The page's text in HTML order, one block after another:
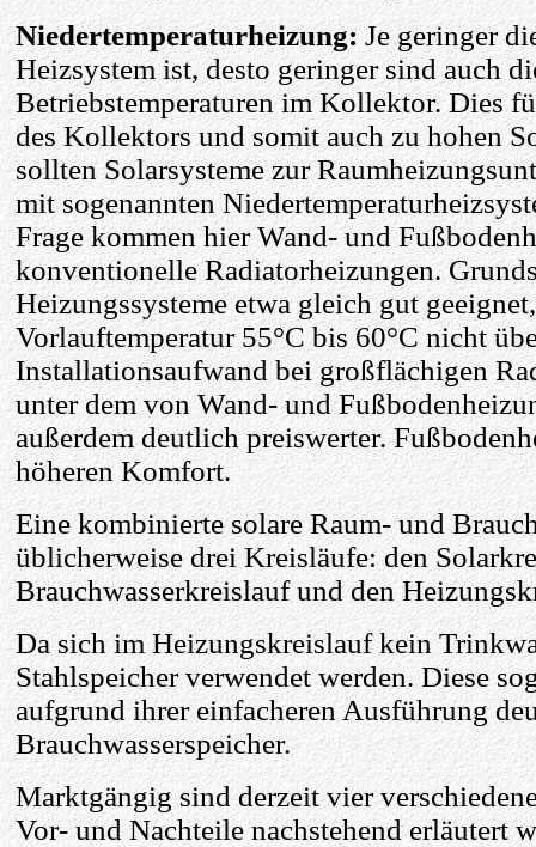
Niedertemperaturheizung:Je geringer
Heizsystem ist, desto geringer sind auch
Betriebstemperaturen im Kollektor. Dies
des Kollektors und somit auch zu hohen
sollten Solarsysteme zur
mit sogenannten
Frage kommen hier Wand- und
konventionelle Radiatorheizungen.
Heizungssysteme etwa gleich gut
Vorlauftemperatur 55°C bis 60°C nicht
Installationsaufwand bei großflächigen
unter dem von Wand- und
außerdem deutlich preiswerter.
höheren Komfort.
Eine kombinierte solare Raum- und
üblicherweise drei Kreisläufe: den
Brauchwasserkreislauf und den
Da sich im Heizungskreislauf kein
Stahlspeicher verwendet werden. Diese
aufgrund ihrer einfacheren Ausführung
Brauchwasserspeicher.
Marktgängig sind derzeit vier
Vor- und Nachteile nachstehend erläutert